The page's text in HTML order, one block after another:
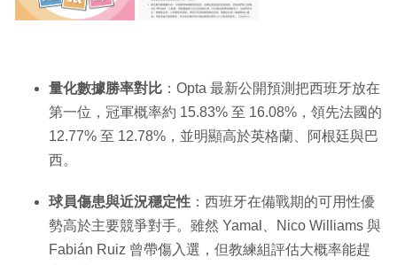
量化數據勝率對比 ：Opta 最新公開預測把西班牙放在
第一位，冠軍概率約 15.83% 至 16.08%，領先法國的
12.77% 至 12.78%，並明顯高於英格蘭、阿根廷與巴
西。
球員傷患與近況穩定性 ：西班牙在備戰期的可用性優
勢高於主要競爭對手。雖然 Yamal、Nico Williams 與
Fabián Ruiz 曾帶傷入選，但教練組評估大概率能趕